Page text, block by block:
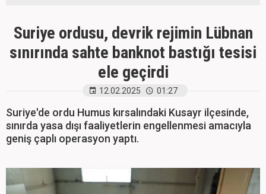
Suriye ordusu, devrik rejimin Lübnan
sınırında sahte banknot bastığı tesisi
ele geçirdi
12.02.2025 01:27
Suriye'de ordu Humus kırsalındaki Kusayr ilçesinde,
sınırda yasa dışı faaliyetlerin engellenmesi amacıyla
geniş çaplı operasyon yaptı.